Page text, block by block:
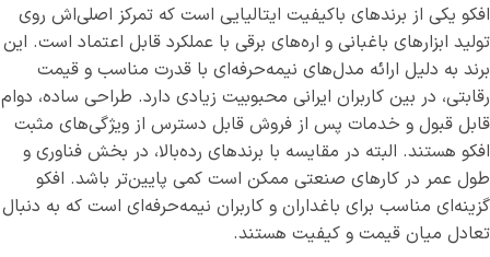
افکو یکی از برندهای باکیفیت ایتالیایی است که تمرکز اصلی‌اش روی
تولید ابزارهای باغبانی و اره‌های برقی با عملکرد قابل اعتماد است. این
برند به دلیل ارائه مدل‌های نیمه‌حرفه‌ای با قدرت مناسب و قیمت
رقابتی، در بین کاربران ایرانی محبوبیت زیادی دارد. طراحی ساده، دوام
قابل قبول و خدمات پس از فروش قابل دسترس از ویژگی‌های مثبت
افکو هستند. البته در مقایسه با برندهای رده‌بالا، در بخش فناوری و
طول عمر در کارهای صنعتی ممکن است کمی پایین‌تر باشد. افکو
گزینه‌ای مناسب برای باغداران و کاربران نیمه‌حرفه‌ای است که به دنبال
تعادل میان قیمت و کیفیت هستند.